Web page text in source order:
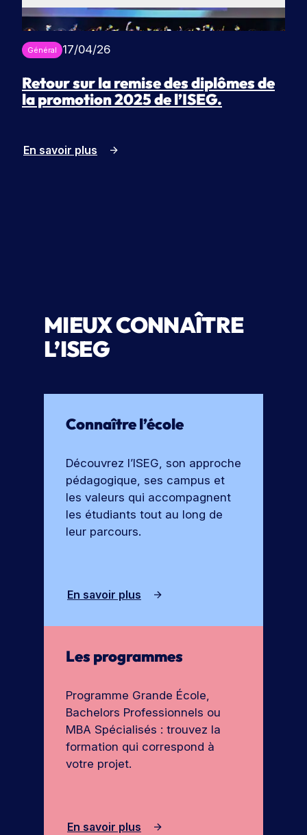
Général 17/04/26
Retour sur la remise des diplômes de
la promotion 2025 de l’ISEG.
En savoir plus
MIEUX CONNAÎTRE
L’ISEG
Connaître l’école
Découvrez l’ISEG, son approche
pédagogique, ses campus et
les valeurs qui accompagnent
les étudiants tout au long de
leur parcours.
En savoir plus
Les programmes
Programme Grande École,
Bachelors Professionnels ou
MBA Spécialisés : trouvez la
formation qui correspond à
votre projet.
En savoir plus